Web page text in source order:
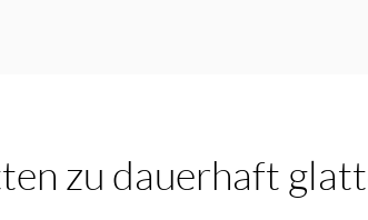
zu dauerhaft